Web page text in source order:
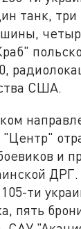
танк, три
США.
"Центр"
и
ДРГ.
ти
пять